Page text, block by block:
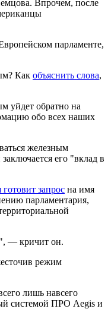
Впрочем, после
парламенте,
Как объяснить слова,
уйдет обратно на
обо всех наших
железным
его "вклад в
запрос на имя
парламентария,
— кричит он.
режим
лишь навсего
системой ПРО Aegis и